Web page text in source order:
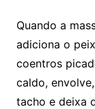
Quando a
adiciona o
coentros
caldo,
tacho e deixa